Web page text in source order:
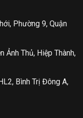
Phường 9, Quận
Ảnh Thủ, Hiệp Thành,
Bình Trị Đông A,